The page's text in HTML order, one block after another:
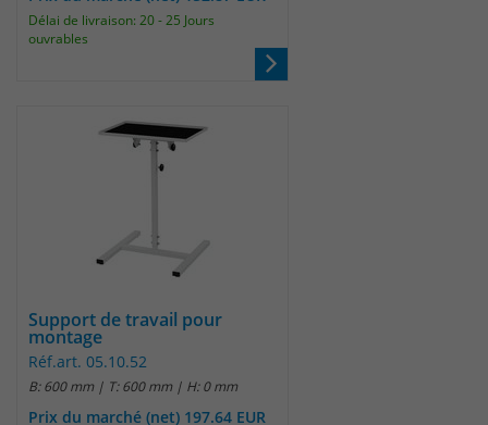
Délai de livraison: 20 - 25 Jours
ouvrables
Support de travail pour
montage
Réf.art. 05.10.52
B: 600 mm | T: 600 mm | H: 0 mm
Prix du marché (net) 197.64 EUR
Zweck
Das Cookie wird genutzt um temporär
Session Daten zu speichern
_pk_hsr
Das Cookie wird genutzt um temporär